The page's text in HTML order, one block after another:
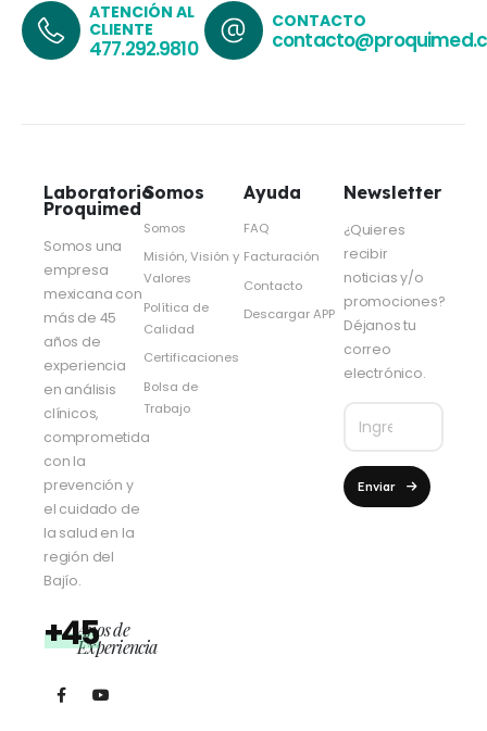
ATENCIÓN AL
CLIENTE
477.292.9810
CONTACTO
Laboratorio
Proquimed
Somos una
empresa
mexicana con
más de 45
años de
experiencia
en análisis
clínicos,
comprometida
con la
prevención y
el cuidado de
la salud en la
región del
Bajío.
+45Años de
Experiencia
Somos
Somos
Misión, Visión y
Valores
Política de
Calidad
Certificaciones
Bolsa de
Trabajo
Ayuda
FAQ
Facturación
Contacto
Descargar APP
Newsletter
¿Quieres
recibir
noticias y/o
promociones?
Déjanos tu
correo
electrónico.
Enviar